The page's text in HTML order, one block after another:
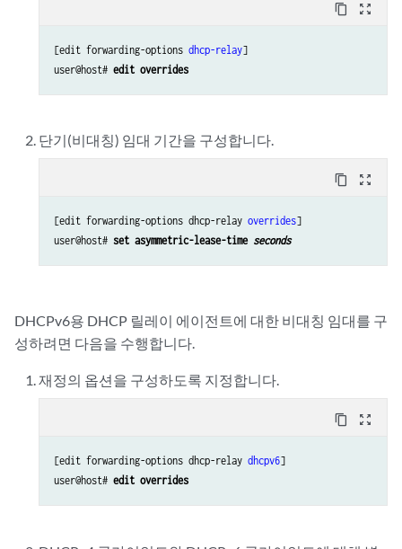
content_copy zoom_out_map
[edit forwarding-options dhcp-relay]
user@host# edit overrides
단기(비대칭) 임대 기간을 구성합니다.
content_copy zoom_out_map
[edit forwarding-options dhcp-relay overrides]
user@host# set asymmetric-lease-time seconds
DHCPv6용 DHCP 릴레이 에이전트에 대한 비대칭 임대를 구
성하려면 다음을 수행합니다.
재정의 옵션을 구성하도록 지정합니다.
content_copy zoom_out_map
[edit forwarding-options dhcp-relay dhcpv6]
user@host# edit overrides